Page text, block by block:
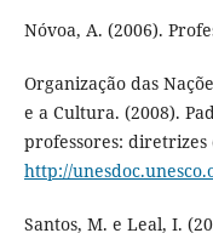
Nóvoa, A. (2006).
Organização das
e a Cultura. (2008).
professores: diretrizes
http://
Santos, M. e Leal, I.